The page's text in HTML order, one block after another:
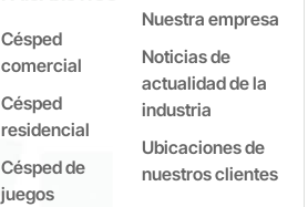
Césped
comercial
Césped
residencial
Césped de
juegos
Nuestra empresa
Noticias de
actualidad de la
industria
Ubicaciones de
nuestros clientes